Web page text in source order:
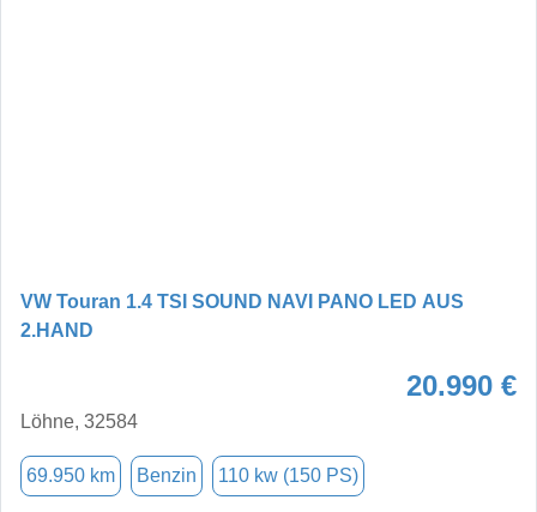
VW Touran 1.4 TSI SOUND NAVI PANO LED AUS
2.HAND
20.990 €
Löhne, 32584
69.950 km Benzin 110 kw (150 PS)